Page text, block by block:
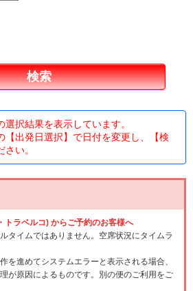
択結果を表示しています。
【出発日選択】で日付を変更し、【検
い。
トラベルコ) からご予約のお客様へ
タイムではありません。空席状況にタイムラ
を進めてシステムエラーと表示される場合、
が原因によるものです。別の便のご利用をご